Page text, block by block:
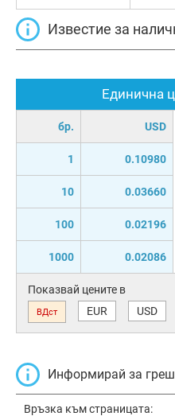
Единична
бр. USD
1 0.10980
10 0.03660
100 0.02196
1000 0.02086
Показвай цените в
ВДст EUR USD
Информирай за
Връзка към страницата:
Известие за